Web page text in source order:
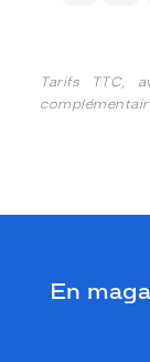
Tarifs TTC,
En